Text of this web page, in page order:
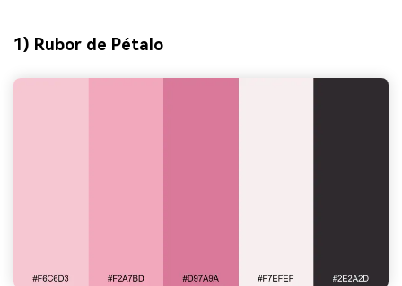
1) Rubor de Pétalo